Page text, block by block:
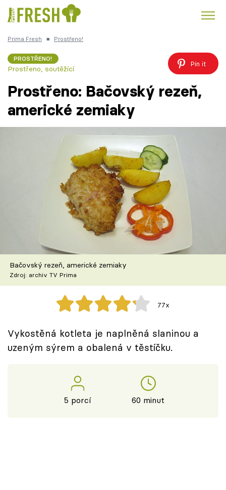
Česká kuchyně
TV Program
Recepty z TV
Speciál: Cuketa
Těhotnej kuchař
Sledujte prima+
Prima Fresh ■ Prostřeno!
PROSTŘENO!
Prostřeno, soutěžící
Pin it
Prostřeno: Bačovský rezeň,
americké zemiaky
Bačovský rezeň, americké zemiaky
Zdroj: archiv TV Prima
77x
Vykostěná kotleta je naplněná slaninou a
uzeným sýrem a obalená v těstíčku.
5 porcí 60 minut